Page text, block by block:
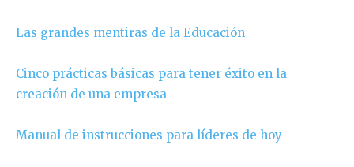
Las grandes mentiras de la Educación
Cinco prácticas básicas para tener éxito en la
creación de una empresa
Manual de instrucciones para líderes de hoy